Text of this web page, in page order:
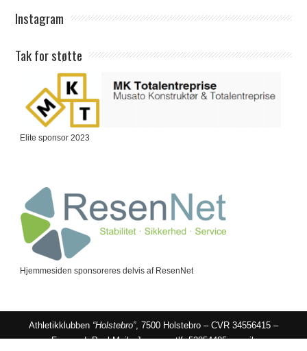
Instagram
Tak for støtte
Elite sponsor 2023
Hjemmesiden sponsoreres delvis af ResenNet
Athletikklubben “Holstebro”, 7500 Holstebro – CVR 34556415 –
Formand: Poul Mejls Jensen – tlf: 53854485 – mail: